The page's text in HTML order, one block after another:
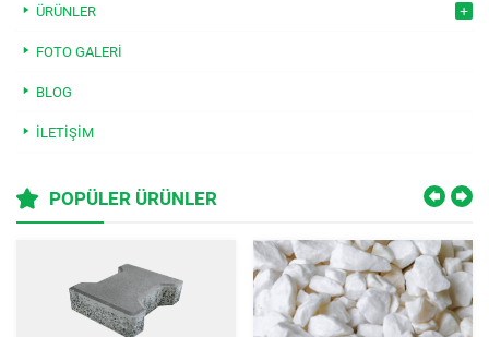
ÜRÜNLER
FOTO GALERI
BLOG
İLETIŞIM
POPÜLER ÜRÜNLER